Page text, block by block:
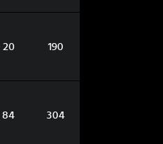
20 190
84 304